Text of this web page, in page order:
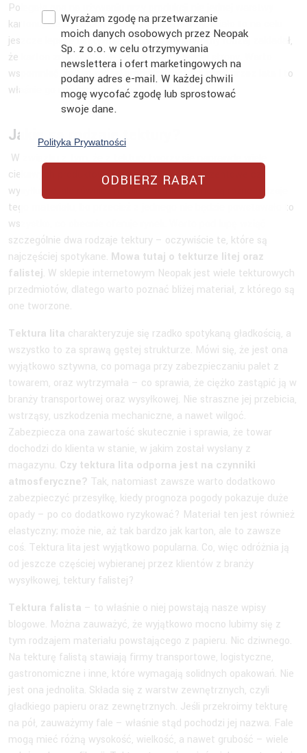
Polegała ona na używaniu przy produkcji nie jednej warstwy
kartonu, ale aż dwóch – każdy z innej strony. Miało to na celu
jeszcze lepsze usztywnienie tektury. Pierwotny rodzaj zakładał,
że karton znajdować się będzie tylko z jednej strony. Warto
wspomnieć, że ten rodzaj produkcji został z nami przez lata i to
właśnie go używamy obecnie.
Jakie są rodzaje tektury?
W związku z tym, że z tektury tworzy się naprawdę wiele
ciekawych produktów – nie tylko pudełka prezentowe czy
wysyłkowe, ale również meble – to niezbędne są różne rodzaje
tego materiału, bo przecież z jednego nie będzie powstawało to
wszystko, co obecnie oferuje rynek. Warto pod lupę wziąć
szczególnie dwa rodzaje tektury – oczywiście te, które są
najczęściej spotykane. Mowa tutaj o tekturze litej oraz
falistej. W sklepie internetowym Neopak jest wiele tekturowych
przedmiotów, dlatego warto poznać bliżej materiał, z którego są
one tworzone.
Tektura lita charakteryzuje się rzadko spotykaną gładkością, a
wszystko to za sprawą gęstej strukturze. Mówi się, że jest ona
wyjątkowo sztywna, co pomaga przy zabezpieczaniu palet z
towarem, oraz wytrzymała – co sprawia, że ciężko zastąpić ją w
branży transportowej oraz wysyłkowej. Nie straszne jej przebicia,
wstrząsy, uszkodzenia mechaniczne, a nawet wilgoć.
Zabezpiecza ona zawartość skutecznie i sprawia, że towar
dochodzi do klienta w stanie, w jakim został wysłany z
magazynu. Czy tektura lita odporna jest na czynniki
atmosferyczne? Tak, natomiast zawsze warto dodatkowo
zabezpieczyć przesyłkę, kiedy prognoza pogody pokazuje duże
opady – po co dodatkowo ryzykować? Materiał ten jest również
elastyczny; może nie, aż tak bardzo jak karton, ale to zawsze
coś. Tektura lita jest wyjątkowo popularna. Co, więc odróżnia ją
od jeszcze częściej wybieranej przez klientów z branży
wysyłkowej, tektury falistej?
Tektura falista – to właśnie o niej powstają nasze wpisy
blogowe. Można zauważyć, że wyjątkowo mocno lubimy się z
tym rodzajem materiału powstającego z papieru. Nic dziwnego.
Na tekturę falistą stawiają firmy transportowe, logistyczne,
gastronomiczne i inne, które wymagają solidnych opakowań. Nie
jest ona jednolita. Składa się z warstw zewnętrznych, czyli
gładkiego papieru oraz zewnętrznych. Jeśli przekroimy tekturę
na pół, zauważymy fale – właśnie stąd pochodzi jej nazwa. Fale
mogą mieć różną wysokość, wielkość, a nawet grubość – wiele
ZgodaWyrażam zgodę na przetwarzanie
moich danych osobowych przez Neopak
Sp. z o.o. w celu otrzymywania
newslettera i ofert marketingowych na
podany adres e-mail. W każdej chwili
mogę wycofać zgodę lub sprostować
swoje dane.
Polityka Prywatności
ODBIERZ RABAT